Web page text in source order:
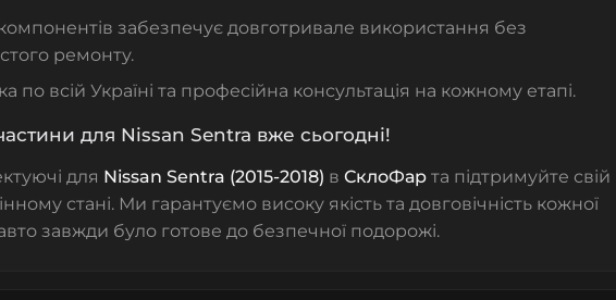
компонентів забезпечує довготривале використання без
ремонту.
по всій Україні та професійна консультація на кожному етапі.
для Nissan Sentra вже сьогодні!
для Nissan Sentra (2015-2018) в СклоФар та підтримуйте свій
стані. Ми гарантуємо високу якість та довговічність кожної
завжди було готове до безпечної подорожі.